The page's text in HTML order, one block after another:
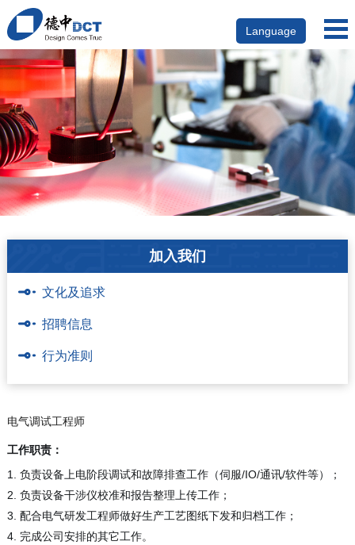
Language
加入我们
文化及追求
招聘信息
行为准则
电气调试工程师
工作职责：
1. 负责设备上电阶段调试和故障排查工作（伺服/IO/通讯/软件等）；
2. 负责设备干涉仪校准和报告整理上传工作；
3. 配合电气研发工程师做好生产工艺图纸下发和归档工作；
4. 完成公司安排的其它工作。